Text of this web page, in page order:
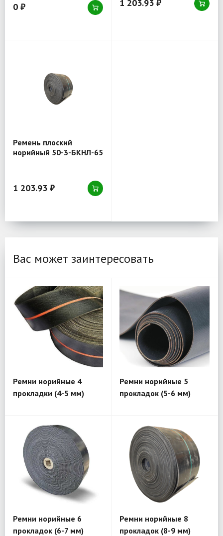
0 ₽ 1 203.93 ₽
Ремень плоский
норийный 50-3-БКНЛ-65
1 203.93 ₽
Вас может заинтересовать
Ремни норийные 4
прокладки (4-5 мм)
Ремни норийные 5
прокладок (5-6 мм)
Ремни норийные 6
прокладок (6-7 мм)
Ремни норийные 8
прокладок (8-9 мм)